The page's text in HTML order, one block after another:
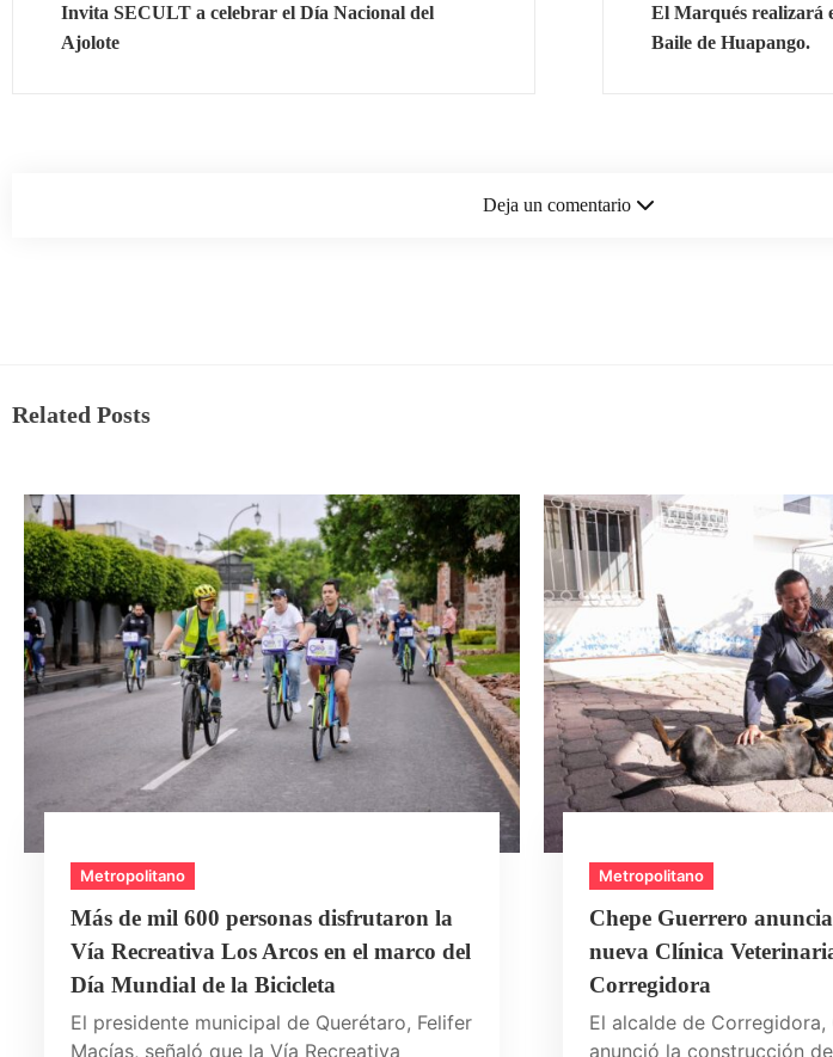
Invita SECULT a celebrar el Día Nacional del
Ajolote
El Marqués realizará
Baile de Huapango.
Deja un comentario
Related Posts
Metropolitano
Más de mil 600 personas disfrutaron la
Vía Recreativa Los Arcos en el marco del
Día Mundial de la Bicicleta
El presidente municipal de Querétaro, Felifer
Macías, señaló que la Vía Recreativa
Metropolitano
Chepe Guerrero
nueva Clínica
Corregidora
El alcalde de Corregidora,
anunció la construcción